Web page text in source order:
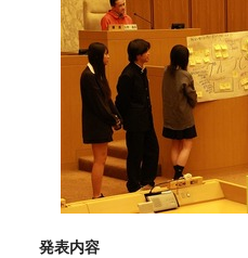
発表内容